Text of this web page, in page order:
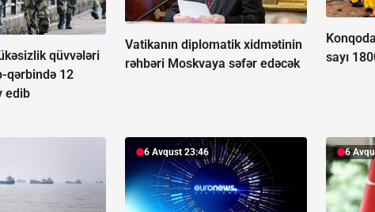
qüvvələri
qərbində 12
edib
Vatikanın diplomatik xidmətinin
rəhbəri Moskvaya səfər edəcək
sayı
6 Avqust 23:46 6